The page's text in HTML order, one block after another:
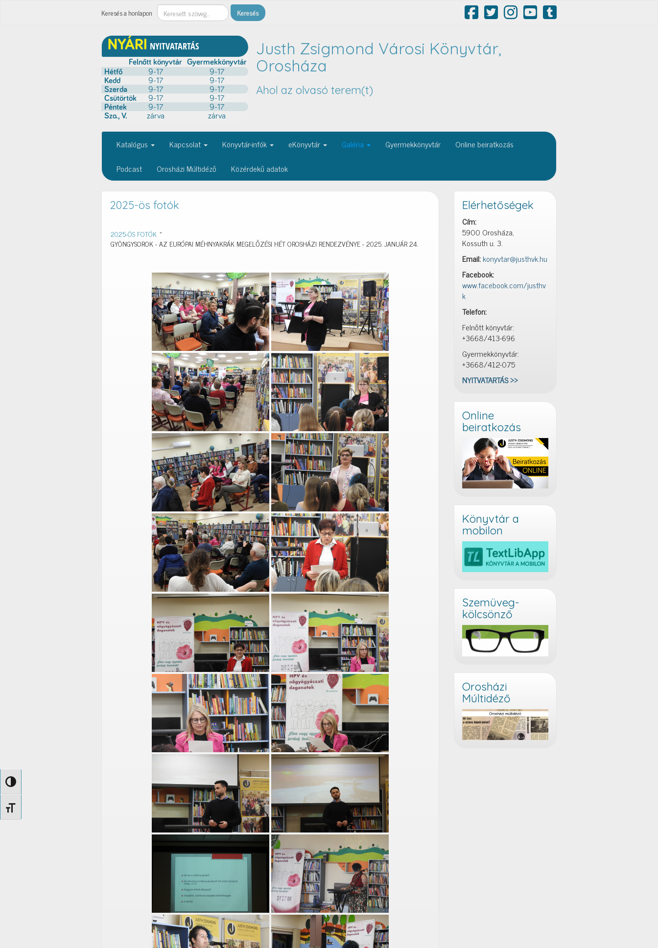
Nagy kontraszt váltása
Betűméret váltása
Keresés a honlapon Keresés
Justh Zsigmond Városi Könyvtár,
Orosháza
Ahol az olvasó terem(t)
Katalógus Kapcsolat Könyvtár-infók eKönyvtár Galéria Gyermekkönyvtár
Online beiratkozás
Podcast
Orosházi Múltidéző Közérdekű adatok
2025-ös fotók
2025-ÖS FOTÓK »
GYÖNGYSOROK - AZ EURÓPAI MÉHNYAKRÁK MEGELŐZÉSI HÉT OROSHÁZI RENDEZVÉNYE - 2025. JANUÁR 24.
Elérhetőségek
Cím:
5900 Orosháza,
Kossuth u. 3.
Email:konyvtar@justhvk.hu
Facebook:
www.facebook.com/justhv
k
Telefon:
Felnőtt könyvtár:
+3668/413-696
Gyermekkönyvtár:
+3668/412-075
NYITVATARTÁS >>
Online
beiratkozás
Könyvtár a
mobilon
Szemüveg-
kölcsönző
Orosházi
Múltidéző